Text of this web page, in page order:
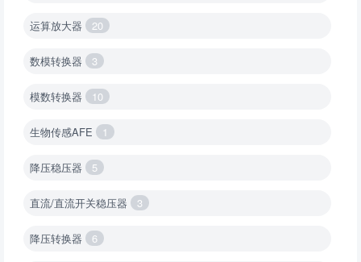
运算放大器 20
数模转换器 3
模数转换器 10
生物传感AFE 1
降压稳压器 5
直流/直流开关稳压器 3
降压转换器 6